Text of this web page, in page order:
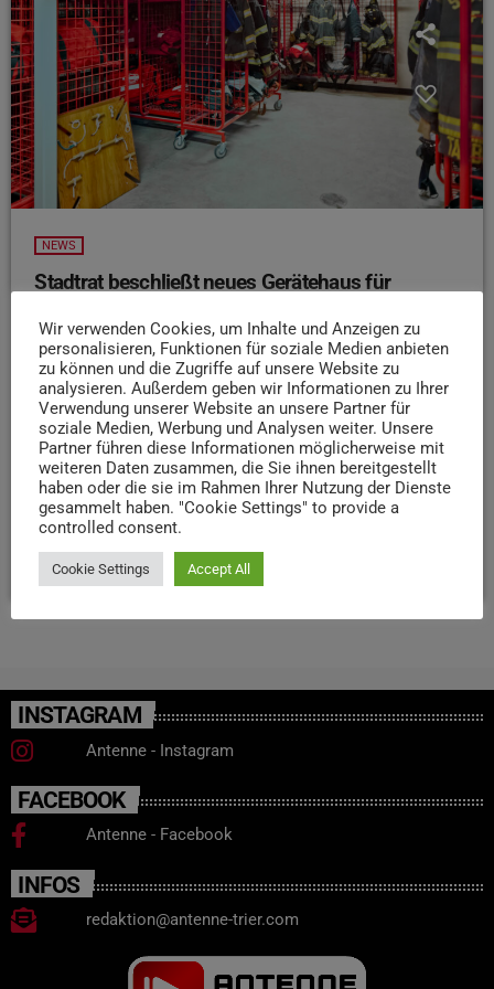
NEWS
Stadtrat beschließt neues Gerätehaus für
Die Freiwillige Feuerwehr Stadtmitte erhält ein neues
Gerätehaus. Darüber berichtet die Stadt Trier. Geplant ist
demnach ein Neubau direkt an der Bezirkssportanlage in
Feyen. Dort sollen unter anderem Fahrzeughallen,
Schulungsräume und Bereiche für die Jugendfeuerwehr
entstehen. Die Feuerwehr Stadtmitte ist aktuell noch auf
dem Gelände des Betriebshofs in der Löwenbrückener
Straße untergebracht.
today 19. MAI 2026 31
INSTAGRAM
Antenne - Instagram
FACEBOOK
Antenne - Facebook
INFOS
redaktion@antenne-trier.com
Wir verwenden Cookies, um Inhalte und Anzeigen zu
personalisieren, Funktionen für soziale Medien anbieten
zu können und die Zugriffe auf unsere Website zu
analysieren. Außerdem geben wir Informationen zu Ihrer
Verwendung unserer Website an unsere Partner für
soziale Medien, Werbung und Analysen weiter. Unsere
Partner führen diese Informationen möglicherweise mit
weiteren Daten zusammen, die Sie ihnen bereitgestellt
haben oder die sie im Rahmen Ihrer Nutzung der Dienste
gesammelt haben. "Cookie Settings" to provide a
controlled consent.
Cookie Settings Accept All